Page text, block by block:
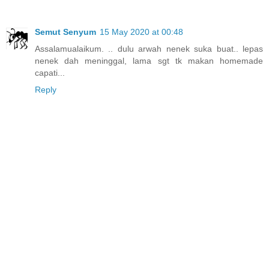
Semut Senyum 15 May 2020 at 00:48
Assalamualaikum. .. dulu arwah nenek suka buat.. lepas
nenek dah meninggal, lama sgt tk makan homemade
capati...
Reply